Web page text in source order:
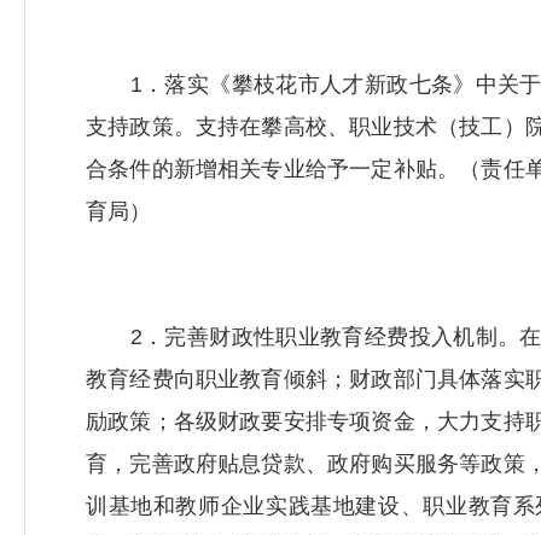
1．落实《攀枝花市人才新政七条》中关于
支持政策。支持在攀高校、职业技术（技工）
合条件的新增相关专业给予一定补贴。（责任
育局）
2．完善财政性职业教育经费投入机制。在
教育经费向职业教育倾斜；财政部门具体落实
励政策；各级财政要安排专项资金，大力支持
育，完善政府贴息贷款、政府购买服务等政策
训基地和教师企业实践基地建设、职业教育